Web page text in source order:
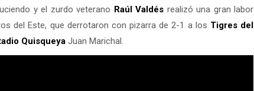
y el zurdo veterano Raúl Valdés realizó una gran labor
del Este, que derrotaron con pizarra de 2-1 a los Tigres del
Quisqueya Juan Marichal.